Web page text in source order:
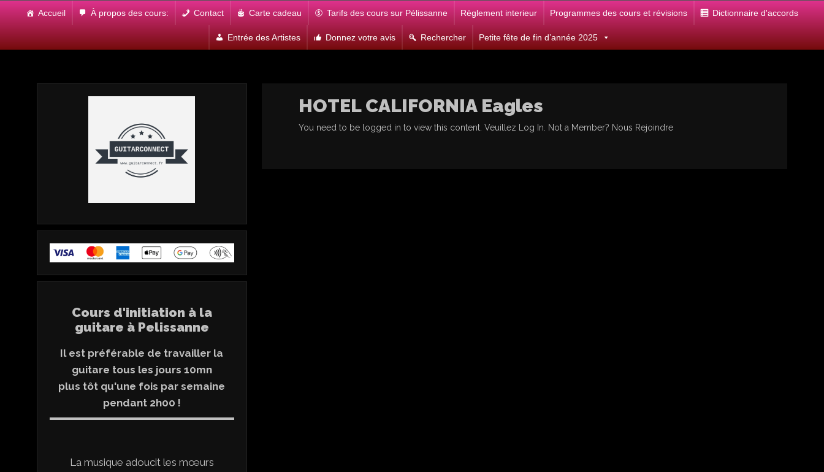
Accueil À propos des cours: Contact Carte cadeau Tarifs des cours sur Pélissanne Règlement interieur Programmes des cours et révisions Dictionnaire d'accords
Entrée des Artistes Donnez votre avis Rechercher Petite fête de fin d’année 2025
HOTEL CALIFORNIA Eagles
You need to be logged in to view this content. Veuillez Log In . Not a Member? Nous Rejoindre
Cours d'initiation à la
guitare à Pelissanne
Il est préférable de travailler la
guitare tous les jours 10mn
plus tôt qu'une fois par semaine
pendant 2h00 !
La musique adoucit les mœurs